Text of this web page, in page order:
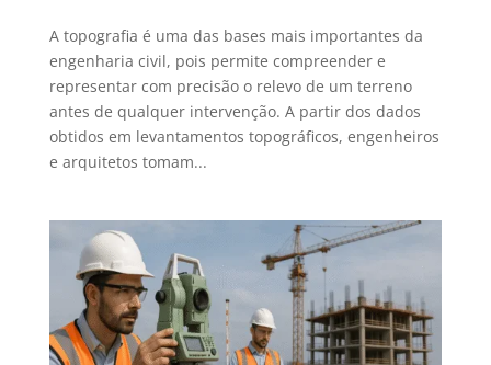
A topografia é uma das bases mais importantes da
engenharia civil, pois permite compreender e
representar com precisão o relevo de um terreno
antes de qualquer intervenção. A partir dos dados
obtidos em levantamentos topográficos, engenheiros
e arquitetos tomam...